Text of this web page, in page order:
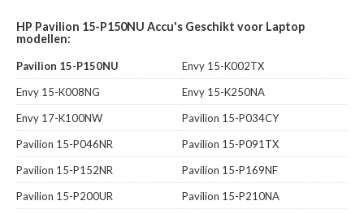
HP Pavilion 15-P150NU Accu's Geschikt voor Laptop
modellen:
Pavilion 15-P150NU
Envy 15-K002TX
Envy 15-K008NG
Envy 15-K250NA
Envy 17-K100NW
Pavilion 15-P034CY
Pavilion 15-P046NR
Pavilion 15-P091TX
Pavilion 15-P152NR
Pavilion 15-P169NF
Pavilion 15-P200UR
Pavilion 15-P210NA